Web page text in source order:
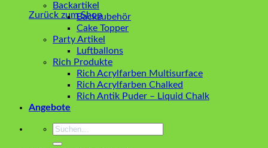
Zurück zum Shop
Backartikel
Backzubehör
Cake Topper
Party Artikel
Luftballons
Rich Produkte
Rich Acrylfarben Multisurface
Rich Acrylfarben Chalked
Rich Antik Puder – Liquid Chalk
Angebote
Suchen